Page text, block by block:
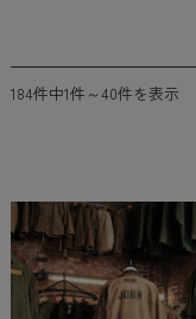
184件中1件～40件を表示